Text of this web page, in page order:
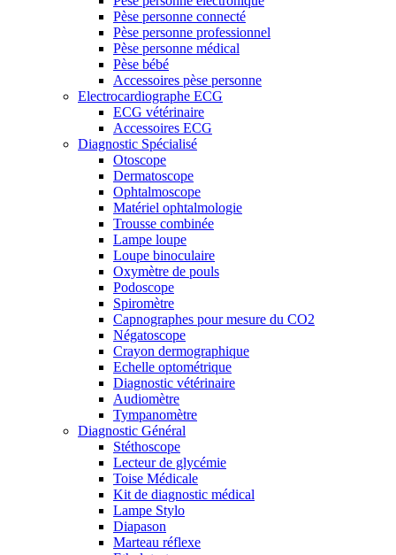
Pèse personne connecté
Pèse personne professionnel
Pèse personne médical
Pèse bébé
Accessoires pèse personne
Electrocardiographe ECG
ECG vétérinaire
Accessoires ECG
Diagnostic Spécialisé
Otoscope
Dermatoscope
Ophtalmoscope
Matériel ophtalmologie
Trousse combinée
Lampe loupe
Loupe binoculaire
Oxymètre de pouls
Podoscope
Spiromètre
Capnographes pour mesure du CO2
Négatoscope
Crayon dermographique
Echelle optométrique
Diagnostic vétérinaire
Audiomètre
Tympanomètre
Diagnostic Général
Stéthoscope
Lecteur de glycémie
Toise Médicale
Kit de diagnostic médical
Lampe Stylo
Diapason
Marteau réflexe